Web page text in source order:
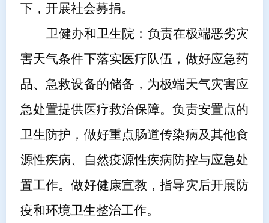
下，开展社会募捐。
卫健办和卫生院 ：负责在极端恶劣灾
害天气条件下落实医疗队伍，做好应急药
品、急救设备的储备，为极端天气灾害应
急处置提供医疗救治保障。负责安置点的
卫生防护， 做好重点肠道传染病及其他食
源性疾病、自然疫源性疾病防控与应急处
置工作。做好健康宣教，指导灾后开展防
疫和环境卫生整治工作。